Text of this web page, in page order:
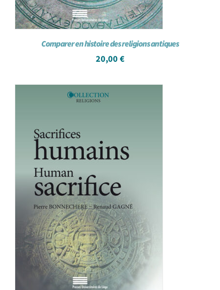
Comparer en histoire des religions antiques
20,00 €